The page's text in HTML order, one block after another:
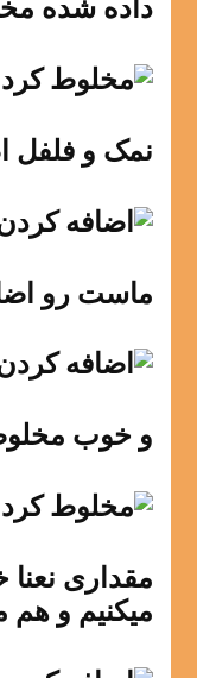
داده شده
نمک و فلفل
ماست رو
و خوب
مقداری
میکنیم و هم